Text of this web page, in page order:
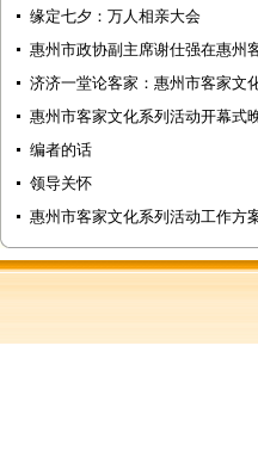
缘定七夕：万人相亲大会
惠州市政协副主席谢仕强在惠州
济济一堂论客家：惠州市客家文
惠州市客家文化系列活动开幕式
编者的话
领导关怀
惠州市客家文化系列活动工作方